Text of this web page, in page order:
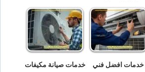
خدمات افضل فني
خدمات صيانة مكيفات